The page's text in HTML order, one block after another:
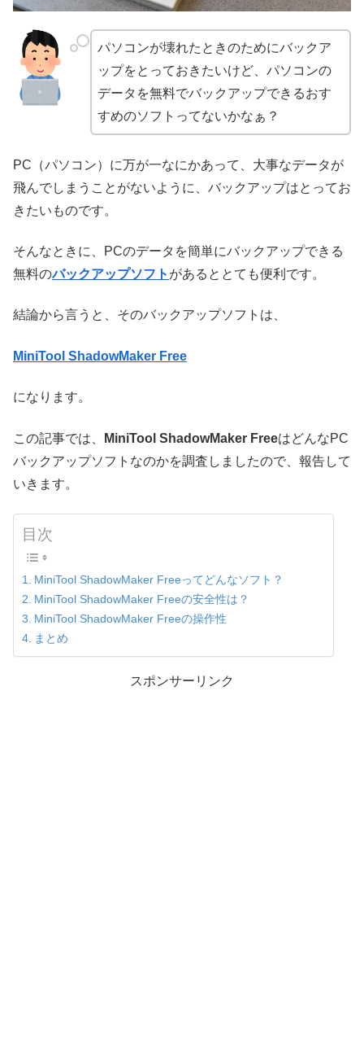
パソコンが壊れたときのためにバックア
ップをとっておきたいけど、パソコンの
データを無料でバックアップできるおす
すめのソフトってないかなぁ？
PC（パソコン）に万が一なにかあって、大事なデータが
飛んでしまうことがないように、バックアップはとってお
きたいものです。
そんなときに、PCのデータを簡単にバックアップできる
無料のバックアップソフト があるととても便利です。
結論から言うと、そのバックアップソフトは、
MiniTool ShadowMaker Free
になります。
この記事では、 MiniTool ShadowMaker FreeはどんなPC
バックアップソフトなのかを調査しましたので、報告して
いきます。
目次
MiniTool ShadowMaker Freeってどんなソフト？
MiniTool ShadowMaker Freeの安全性は？
MiniTool ShadowMaker Freeの操作性
まとめ
スポンサーリンク